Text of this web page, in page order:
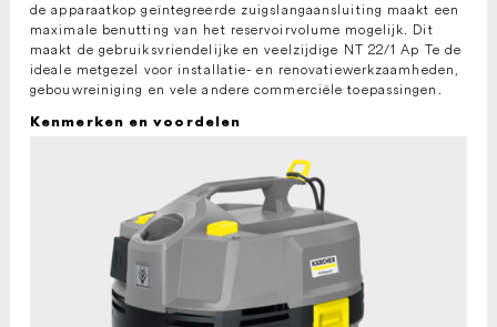
de apparaatkop geïntegreerde zuigslangaansluiting maakt een
maximale benutting van het reservoirvolume mogelijk. Dit
maakt de gebruiksvriendelijke en veelzijdige NT 22/1 Ap Te de
ideale metgezel voor installatie- en renovatiewerkzaamheden,
gebouwreiniging en vele andere commerciële toepassingen.
Kenmerken en voordelen